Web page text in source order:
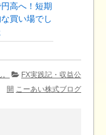
円高へ！短期
な買い場でし
FX実践記・収益公
開 こーあい株式ブログ